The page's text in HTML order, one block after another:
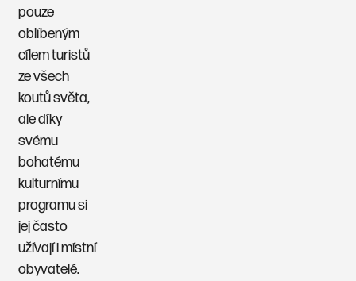
pouze
oblíbeným
cílem turistů
ze všech
koutů světa,
ale díky
svému
bohatému
kulturnímu
programu si
jej často
užívají i místní
obyvatelé.